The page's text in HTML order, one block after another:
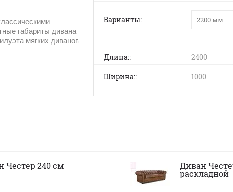
габариты дивана
мягких диванов
Варианты 2200 мм
Длина: 2400
Ширина: 1000
Честер 240 см Диван
раскладной